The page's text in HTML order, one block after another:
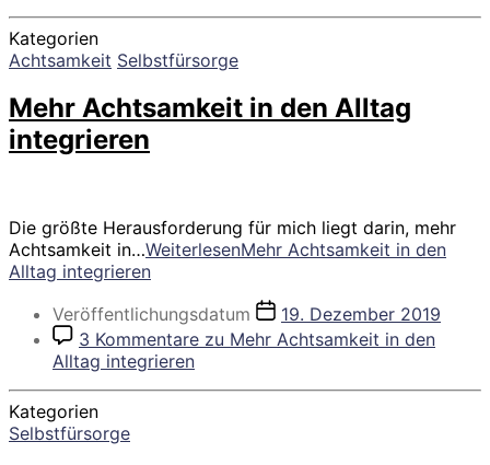
Kategorien
Achtsamkeit Selbstfürsorge
Mehr Achtsamkeit in den Alltag
integrieren
Die größte Herausforderung für mich liegt darin, mehr
Achtsamkeit in…WeiterlesenMehr Achtsamkeit in den
Alltag integrieren
Veröffentlichungsdatum
19. Dezember 2019
3 Kommentare zu Mehr Achtsamkeit in den
Alltag integrieren
Kategorien
Selbstfürsorge